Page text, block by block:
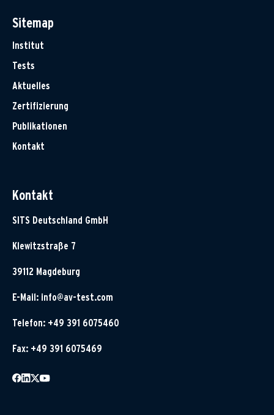
Sitemap
Institut
Tests
Aktuelles
Zertifizierung
Publikationen
Kontakt
Kontakt
SITS Deutschland GmbH
Klewitzstraße 7
39112 Magdeburg
E-Mail: info@av-test.com
Telefon: +49 391 6075460
Fax: +49 391 6075469